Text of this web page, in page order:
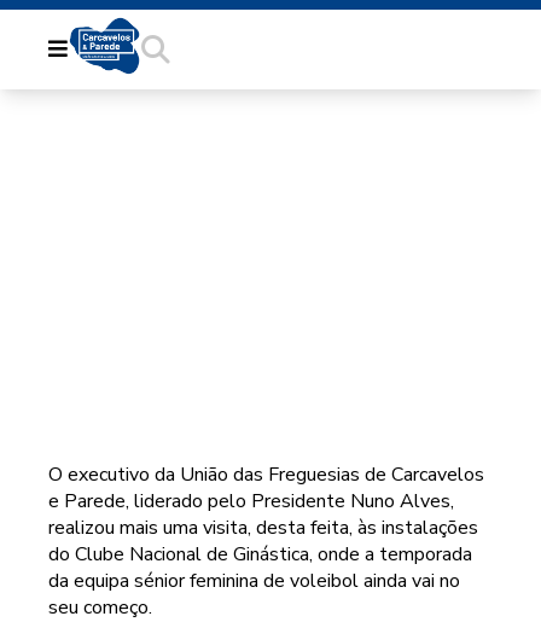
O executivo da União das Freguesias de Carcavelos
e Parede, liderado pelo Presidente Nuno Alves,
realizou mais uma visita, desta feita, às instalações
do Clube Nacional de Ginástica, onde a temporada
da equipa sénior feminina de voleibol ainda vai no
seu começo.